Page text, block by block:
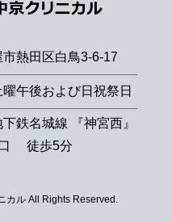
熱田区白鳥3-6-17
午後および日祝祭日
鉄名城線 『神宮西』
口 徒歩5分
カル All Rights Reserved.